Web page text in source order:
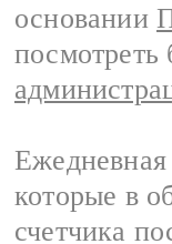
основании
Ежедневная
которые в
счетчика